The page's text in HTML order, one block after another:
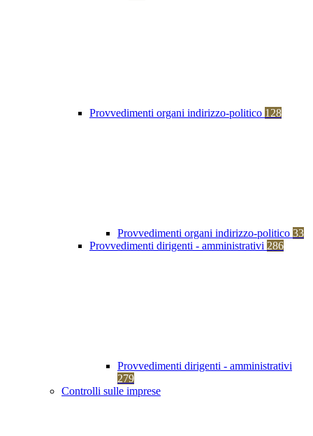
Provvedimenti organi indirizzo-politico 128
Provvedimenti organi indirizzo-politico 33
Provvedimenti dirigenti - amministrativi 286
Provvedimenti dirigenti - amministrativi
279
Controlli sulle imprese